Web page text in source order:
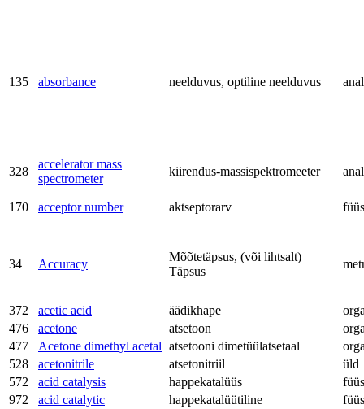
135 absorbance neelduvus, optiline neelduvus
328
accelerator mass
spectrometer
kiirendus-massispektromeeter
170 acceptor number aktseptorarv
34 Accuracy
Mõõtetäpsus, (või lihtsalt)
Täpsus
372 acetic acid äädikhape
476
acetone atsetoon
477
Acetone dimethyl acetal atsetooni dimetüülatsetaal
528
acetonitrile atsetonitriil
üld
572
acid catalysis happekatalüüs
972
acid catalytic happekatalüütiline